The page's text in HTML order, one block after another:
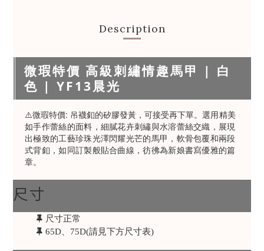
Description
微瑕特價 高級刺繡情趣馬甲 | 白
色 | YF13晨光
⚠️微瑕特價: 吊襪釦的矽膠發黃，可接受再下單。選用精美
如手作蕾絲的面料，細膩花卉刺繡與水溶蕾絲交織，展現
出極致的工藝珍珠光澤閃耀光芒的馬甲，軟骨包覆和兩段
式背釦，如同訂製般貼合曲線，彷彿為新娘書寫優雅的篇
章。
尺寸
尺寸正常
65D、75D(請見下方尺寸表)